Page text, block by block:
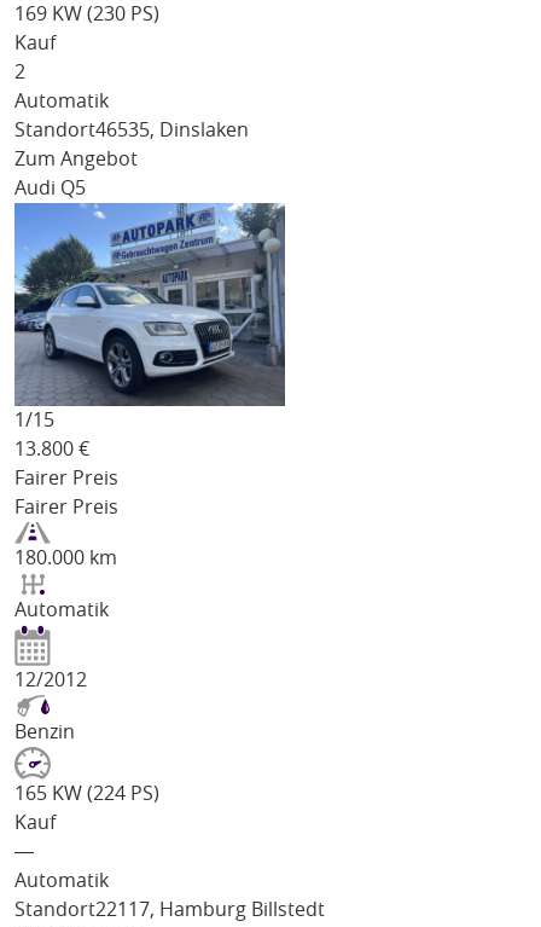
169 KW (230 PS)
Kauf
2
Automatik
Standort46535, Dinslaken
Zum Angebot
Audi Q5
1/15
13.800 €
Fairer Preis
Fairer Preis
180.000 km
Automatik
12/2012
Benzin
165 KW (224 PS)
Kauf
―
Automatik
Standort22117, Hamburg Billstedt